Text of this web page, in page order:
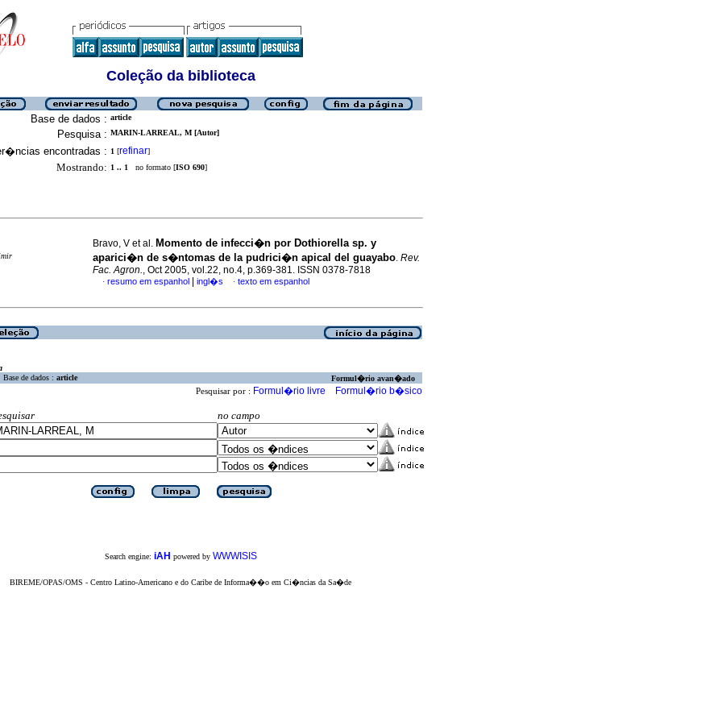
Coleção da biblioteca
Base de dados : article
Pesquisa : MARIN-LARREAL, M [Autor]
encontradas : 1 [refinar]
Mostrando: 1 .. 1 no formato [ISO 690]
Bravo, V et al. Momento de infecci�n por Dothiorella sp. y
aparici�n de s�ntomas de la pudrici�n apical del guayabo. Rev.
Fac. Agron., Oct 2005, vol.22, no.4, p.369-381. ISSN 0378-7818
· resumo em espanhol ingl�s · texto em espanhol
Base de dados : article Formul�rio avan�ado
Pesquisar por : Formul�rio livre Formul�rio b�sico
no campo
Search engine: iAH powered by WWWISIS
BIREME/OPAS/OMS - Centro Latino-Americano e do Caribe de Informa��o em Ci�ncias da Sa�de